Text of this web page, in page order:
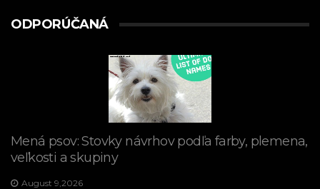
ODPORÚČANÁ
Mená psov: Stovky návrhov podľa farby, plemena,
veľkosti a skupiny
August 9,2026